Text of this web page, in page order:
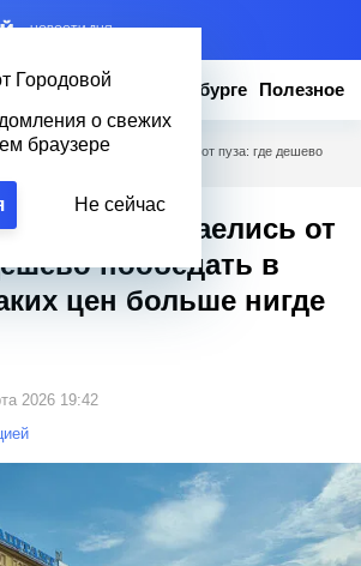
– НОВОСТИ ДНЯ
Городовой
о свежих
браузере
Не сейчас
Вопросы о Петербурге Полезное
Потратили 10 рублей - наелись от пуза: где дешево
10 рублей - наелись от
пообедать в
цен больше нигде
2026 19:42